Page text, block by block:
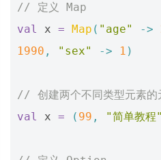
// 定义 Map
val
x = Map ( "age" ->
1990 , "sex" -> 1 )
// 创建两个不同类型元素的
val
x = ( 99 , "简单教程"